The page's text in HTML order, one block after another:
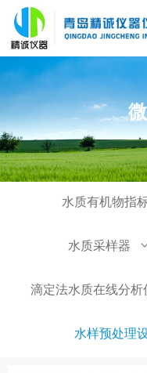
水质有机物指
水质采样器
滴定法水质在线分析
水样预处理